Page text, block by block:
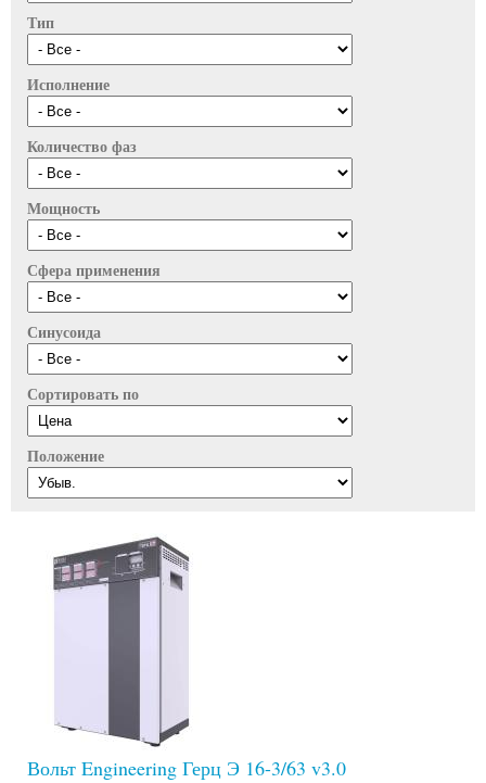
Тип
Исполнение
Количество фаз
Мощность
Сфера применения
Синусоида
Сортировать по
Положение
Вольт Engineering Герц Э 16-3/63 v3.0